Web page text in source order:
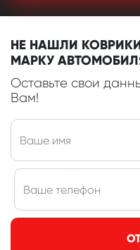
НЕ НАШЛИ
МАРКУ
Оставьте свои
Вам!